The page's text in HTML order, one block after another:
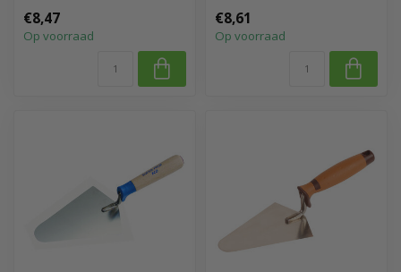
greep
€8,47
Op voorraad
€8,61
Op voorraad